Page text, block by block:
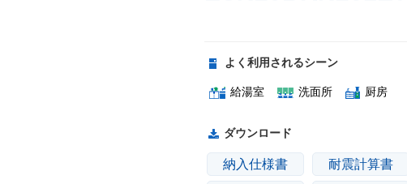
よく利用されるシーン
給湯室 洗面所 厨房
ダウンロード
納入仕様書 耐震計算書